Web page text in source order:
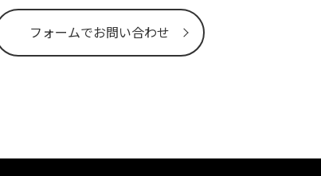
フォームでお問い合わせ